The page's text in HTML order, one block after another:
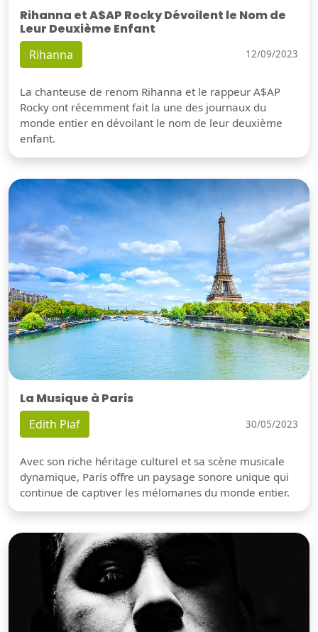
Rihanna et A$AP Rocky Dévoilent le Nom de
Leur Deuxième Enfant
Rihanna 12/09/2023
La chanteuse de renom Rihanna et le rappeur A$AP
Rocky ont récemment fait la une des journaux du
monde entier en dévoilant le nom de leur deuxième
enfant.
La Musique à Paris
Edith Piaf 30/05/2023
Avec son riche héritage culturel et sa scène musicale
dynamique, Paris offre un paysage sonore unique qui
continue de captiver les mélomanes du monde entier.